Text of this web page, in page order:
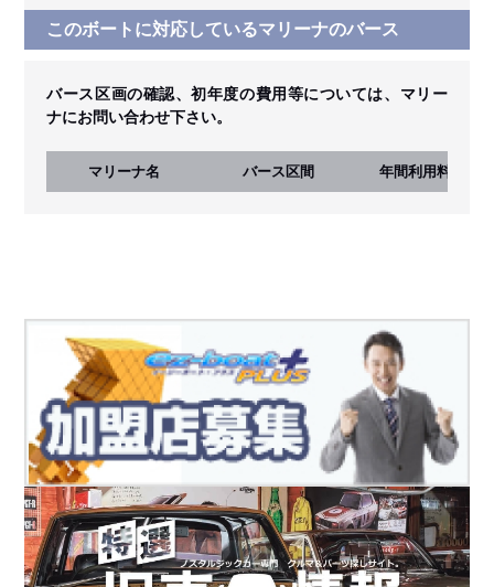
このボートに対応しているマリーナのバース
バース区画の確認、初年度の費用等については、マリー
ナにお問い合わせ下さい。
マリーナ名 バース区間 年間利用料